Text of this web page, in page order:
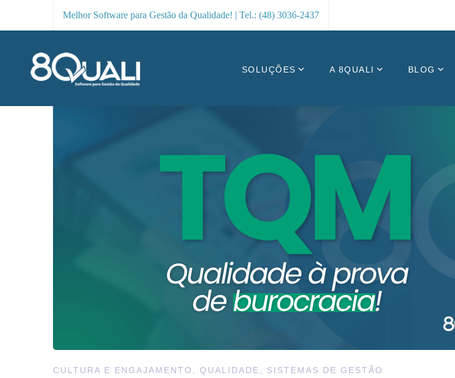
Melhor Software para Gestão da Qualidade! | Tel.: (48) 3036-2437
SOLUÇÕES A 8QUALI BLOG
CULTURA E ENGAJAMENTO QUALIDADE SISTEMAS DE GESTÃO